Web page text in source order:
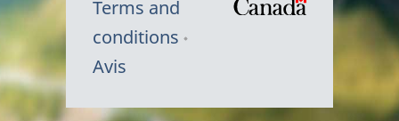
Terms and
conditions
Avis